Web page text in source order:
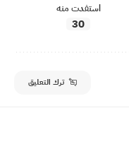
استفدت منه
30
ترك التعليق